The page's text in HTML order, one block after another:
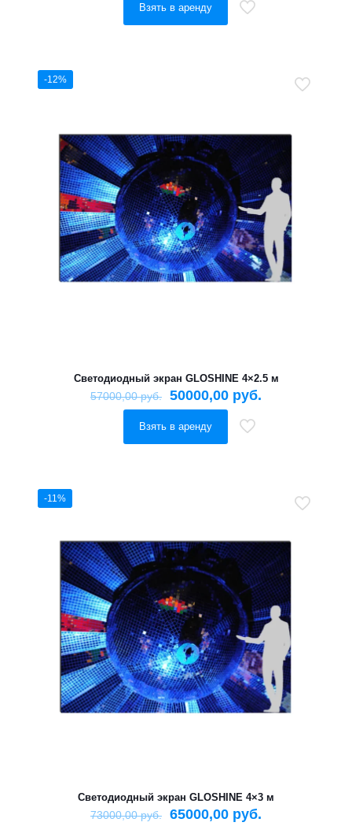
Взять в аренду
-12%
Светодиодный экран GLOSHINE 4×2.5 м
57000,00руб. 50000,00 руб.
Взять в аренду
-11%
Светодиодный экран GLOSHINE 4×3 м
73000,00руб. 65000,00 руб.